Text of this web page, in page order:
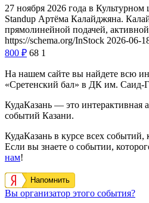
27 ноября 2026 года в
Standup Артёма Калайджяна.
прямолинейной подачей,
https://schema.org/InStock 2026-06-
800 ₽ 68 1
На нашем сайте вы найдете всю
«Сретенский бал» в ДК им. Саид-
КудаКазань — это
событий Казани.
КудаКазань в курсе всех
Если вы знаете о событии,
нам!
Напомнить
Вы организатор этого события?